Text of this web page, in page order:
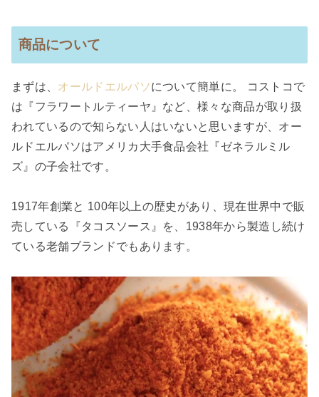
商品について
まずは、 オールドエルパソについて簡単に。 コストコで
は『フラワートルティーヤ』など、様々な商品が取り扱
われているので知らない人はいないと思いますが、オー
ルドエルパソはアメリカ大手食品会社『ゼネラルミル
ズ』の子会社です。
1917年創業と 100年以上の歴史があり、現在世界中で販
売している『タコスソース』を、1938年から製造し続け
ている老舗ブランドでもあります。